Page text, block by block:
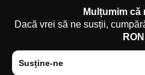
Mulțumim că
Dacă vrei să ne susții,
RON
Susține-ne